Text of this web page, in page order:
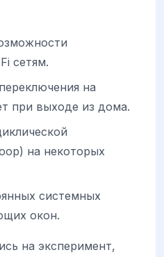
сетям.
на
при выходе из дома.
на некоторых
системных
окон.
на эксперимент,